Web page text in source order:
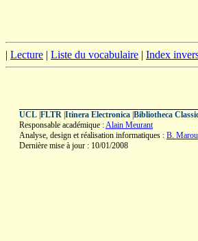
| Lecture | Liste du vocabulaire | Index
UCL FLTR Itinera Electronica Bibliotheca
Responsable académique :Alain Meurant
Analyse, design et réalisation informatiques : B.
Dernière mise à jour : 10/01/2008